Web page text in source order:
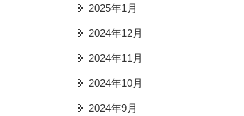
2025年1月
2024年12月
2024年11月
2024年10月
2024年9月